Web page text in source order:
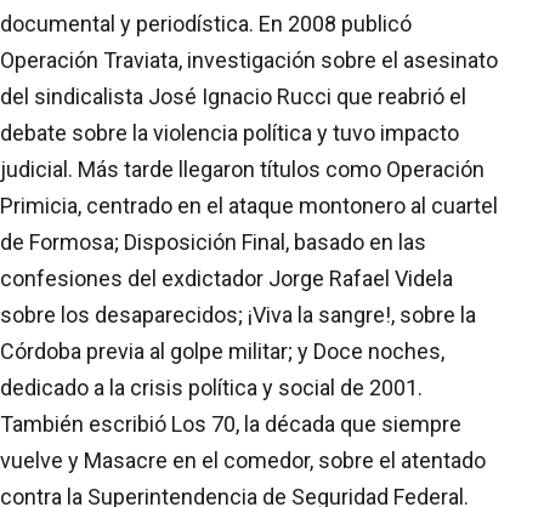
documental y periodística. En 2008 publicó
Operación Traviata, investigación sobre el asesinato
del sindicalista José Ignacio Rucci que reabrió el
debate sobre la violencia política y tuvo impacto
judicial. Más tarde llegaron títulos como Operación
Primicia, centrado en el ataque montonero al cuartel
de Formosa; Disposición Final, basado en las
confesiones del exdictador Jorge Rafael Videla
sobre los desaparecidos; ¡Viva la sangre!, sobre la
Córdoba previa al golpe militar; y Doce noches,
dedicado a la crisis política y social de 2001.
También escribió Los 70, la década que siempre
vuelve y Masacre en el comedor, sobre el atentado
contra la Superintendencia de Seguridad Federal.